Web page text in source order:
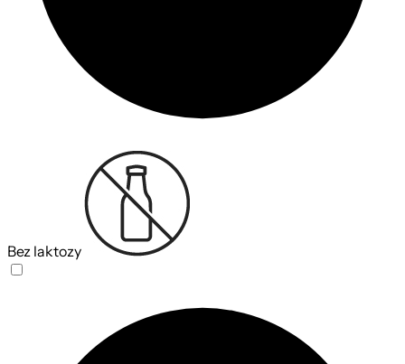
Bez laktozy